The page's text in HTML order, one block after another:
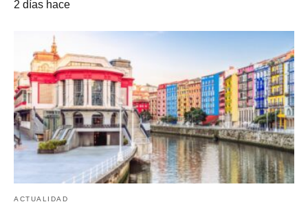
2 días hace
ACTUALIDAD